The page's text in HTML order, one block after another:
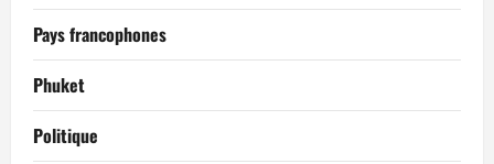
Pays francophones
Phuket
Politique